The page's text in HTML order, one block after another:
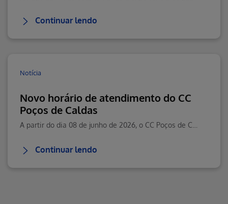
Continuar lendo
Notícia
Novo horário de atendimento do CC
Poços de Caldas
Continuar lendo